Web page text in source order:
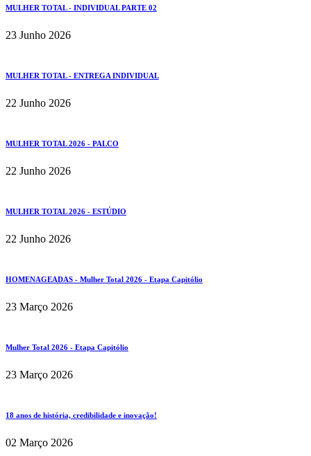
MULHER TOTAL - INDIVIDUAL PARTE 02
23 Junho 2026
MULHER TOTAL - ENTREGA INDIVIDUAL
22 Junho 2026
MULHER TOTAL 2026 - PALCO
22 Junho 2026
MULHER TOTAL 2026 - ESTÚDIO
22 Junho 2026
HOMENAGEADAS - Mulher Total 2026 - Etapa Capitólio
23 Março 2026
Mulher Total 2026 - Etapa Capitólio
23 Março 2026
18 anos de história, credibilidade e inovação!
02 Março 2026